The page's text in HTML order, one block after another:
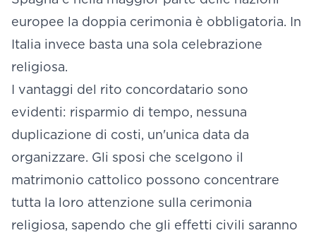
europee la doppia cerimonia è obbligatoria. In
Italia invece basta una sola celebrazione
religiosa.
I vantaggi del rito concordatario sono
evidenti: risparmio di tempo, nessuna
duplicazione di costi, un'unica data da
organizzare. Gli sposi che scelgono il
matrimonio cattolico possono concentrare
tutta la loro attenzione sulla cerimonia
religiosa, sapendo che gli effetti civili saranno